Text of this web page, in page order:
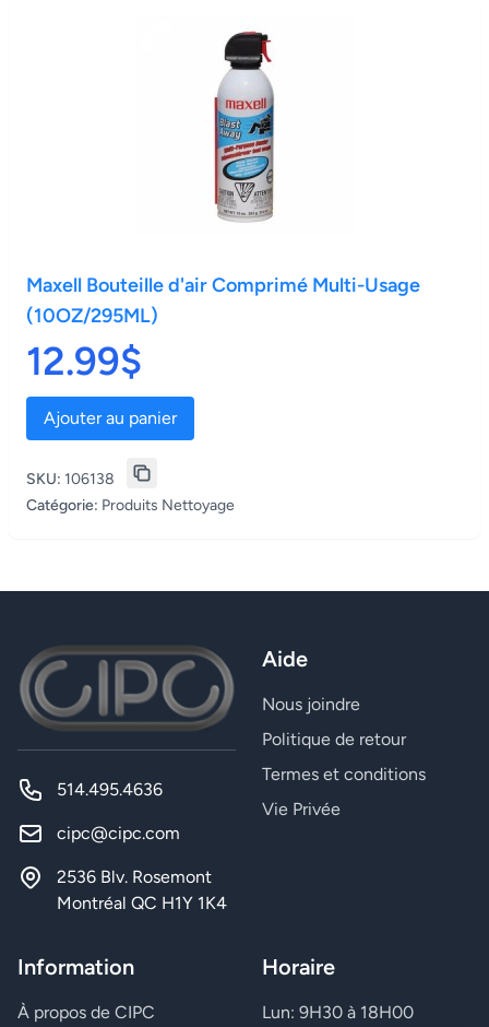
Maxell Bouteille d'air Comprimé Multi-Usage
(10OZ/295ML)
12.99$
Ajouter au panier
SKU: 106138
Catégorie: Produits Nettoyage
514.495.4636
cipc@cipc.com
2536 Blv. Rosemont
Montréal QC H1Y 1K4
Aide
Nous joindre
Politique de retour
Termes et conditions
Vie Privée
Information
À propos de CIPC
Horaire
Lun: 9H30 à 18H00